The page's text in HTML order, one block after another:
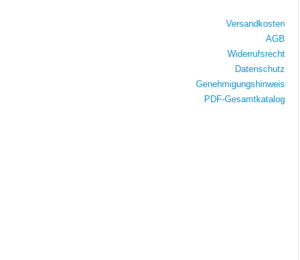
Versandkosten
AGB
Widerrufsrecht
Datenschutz
Genehmigungshinweis
PDF-Gesamtkatalog